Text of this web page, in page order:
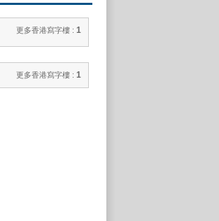
更多香港寫字樓 : 1
更多香港寫字樓 : 1